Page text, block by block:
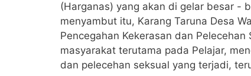
(Harganas) yang akan di gelar besar -
menyambut itu, Karang Taruna Desa
Pencegahan Kekerasan dan
masyarakat terutama pada Pelajar,
dan pelecehan seksual yang terjadi,